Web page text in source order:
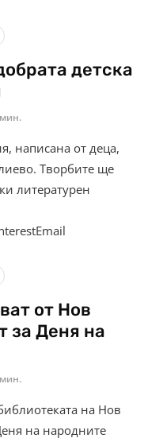
детска
написана от деца,
Творбите ще
литературен
от Нов
за Деня на
на Нов
на народните